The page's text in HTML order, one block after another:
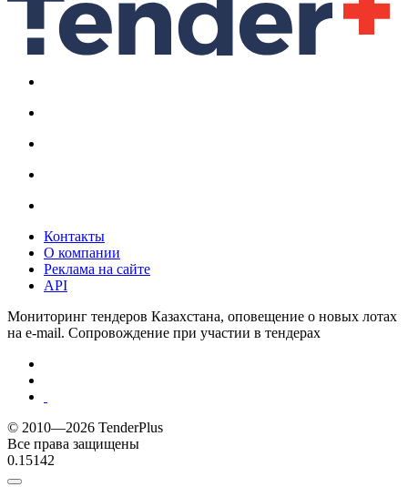
Контакты
О компании
Реклама на сайте
API
Мониторинг тендеров Казахстана, оповещение о новых лотах
на e-mail. Сопровождение при участии в тендерах
© 2010—2026 TenderPlus
Все права защищены
0.15142